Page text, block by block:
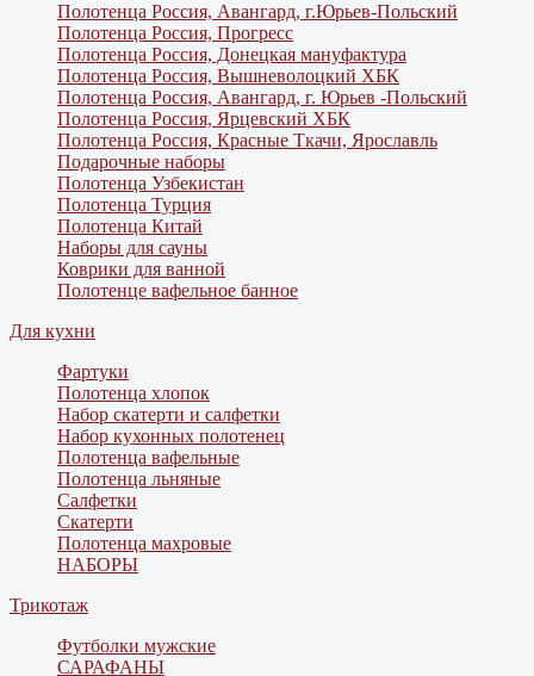
Полотенца Россия, Авангард, г.Юрьев-Польский
Полотенца Россия, Прогресс
Полотенца Россия, Донецкая мануфактура
Полотенца Россия, Вышневолоцкий ХБК
Полотенца Россия, Авангард, г. Юрьев -Польский
Полотенца Россия, Ярцевский ХБК
Полотенца Россия, Красные Ткачи, Ярославль
Подарочные наборы
Полотенца Узбекистан
Полотенца Турция
Полотенца Китай
Наборы для сауны
Коврики для ванной
Полотенце вафельное банное
Для кухни
Фартуки
Полотенца хлопок
Набор скатерти и салфетки
Набор кухонных полотенец
Полотенца вафельные
Полотенца льняные
Салфетки
Скатерти
Полотенца махровые
НАБОРЫ
Трикотаж
Футболки мужские
САРАФАНЫ